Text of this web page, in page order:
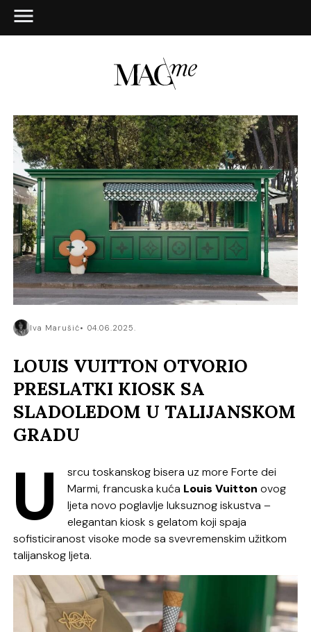
Iva Marušić 04.06.2025.
LOUIS VUITTON OTVORIO
PRESLATKI KIOSK SA
SLADOLEDOM U TALIJANSKOM
GRADU
U
srcu toskanskog bisera uz more Forte dei
Marmi, francuska kuća Louis Vuitton ovog
ljeta novo poglavlje luksuznog iskustva –
elegantan kiosk s gelatom koji spaja
sofisticiranost visoke mode sa svevremenskim užitkom
talijanskog ljeta.